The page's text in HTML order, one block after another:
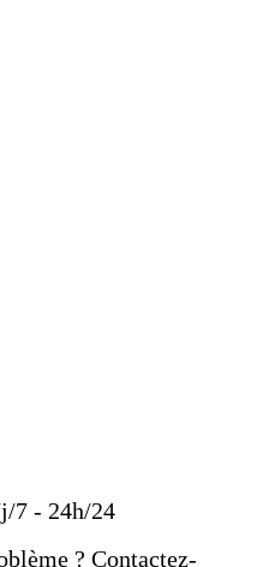
7 - 24h/24
? Contactez-